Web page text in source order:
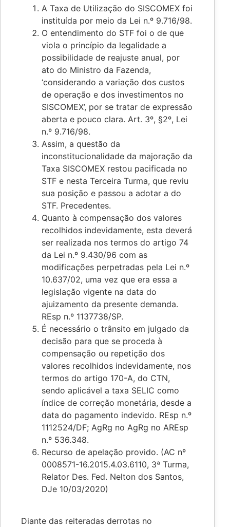
A Taxa de Utilização do SISCOMEX foi
instituída por meio da Lei n.º 9.716/98.
O entendimento do STF foi o de que
viola o princípio da legalidade a
possibilidade de reajuste anual, por
ato do Ministro da Fazenda,
‘considerando a variação dos custos
de operação e dos investimentos no
SISCOMEX’, por se tratar de expressão
aberta e pouco clara. Art. 3º, §2º, Lei
n.º 9.716/98.
Assim, a questão da
inconstitucionalidade da majoração da
Taxa SISCOMEX restou pacificada no
STF e nesta Terceira Turma, que reviu
sua posição e passou a adotar a do
STF. Precedentes.
Quanto à compensação dos valores
recolhidos indevidamente, esta deverá
ser realizada nos termos do artigo 74
da Lei n.º 9.430/96 com as
modificações perpetradas pela Lei n.º
10.637/02, uma vez que era essa a
legislação vigente na data do
ajuizamento da presente demanda.
REsp n.º 1137738/SP.
É necessário o trânsito em julgado da
decisão para que se proceda à
compensação ou repetição dos
valores recolhidos indevidamente, nos
termos do artigo 170-A, do CTN,
sendo aplicável a taxa SELIC como
índice de correção monetária, desde a
data do pagamento indevido. REsp n.º
1112524/DF; AgRg no AgRg no AREsp
n.º 536.348.
Recurso de apelação provido. (AC nº
0008571-16.2015.4.03.6110, 3ª Turma,
Relator Des. Fed. Nelton dos Santos,
DJe 10/03/2020)
Diante das reiteradas derrotas no